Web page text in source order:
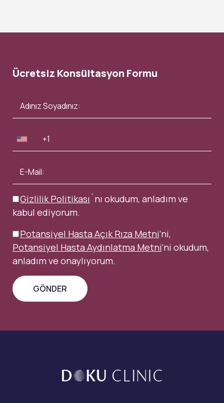
Ücretsiz Konsültasyon Formu
Gizlilik Politikası ´nı okudum, anladım ve
kabul ediyorum.
Potansiyel Hasta Açık Rıza Metni’ni,
Potansiyel Hasta Aydınlatma Metni’ni okudum,
anladım ve onaylıyorum.